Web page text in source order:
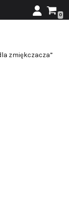
0
zmiękczacza”